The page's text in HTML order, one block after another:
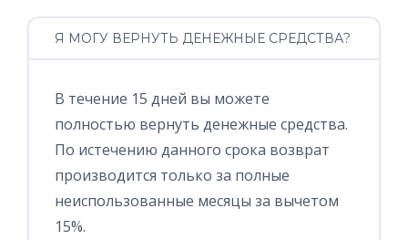
Я МОГУ ВЕРНУТЬ ДЕНЕЖНЫЕ СРЕДСТВА?
В течение 15 дней вы можете
полностью вернуть денежные средства.
По истечению данного срока возврат
производится только за полные
неиспользованные месяцы за вычетом
15%.